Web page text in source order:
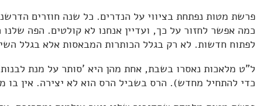
פרשת מטות נפתחת בציווי על הנדרים. כל שנה חוזרים
כמה אפשר לחזור על כך, ועדיין אנחנו לא קולטים. הפה
לפתוח חדשות. לא רק בגלל הכותרות המבאסות אלא בגלל
כדי להתחיל מחדש). הרס בשביל הרס הוא לא יצירה. אין בו